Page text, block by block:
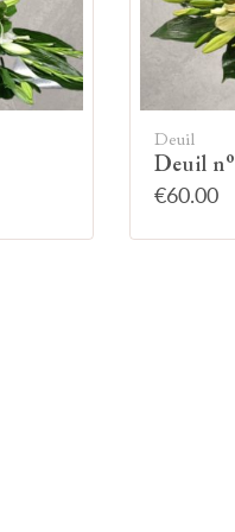
Deuil
Deuil
€60.00